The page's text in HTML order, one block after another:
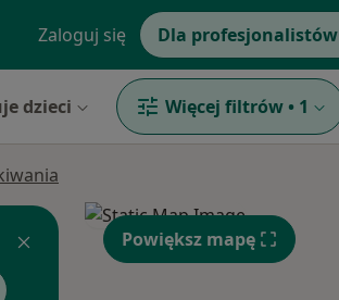
Zaloguj się Dla profesjonalistów
dzieci Więcej filtrów • 1
Powiększ mapę